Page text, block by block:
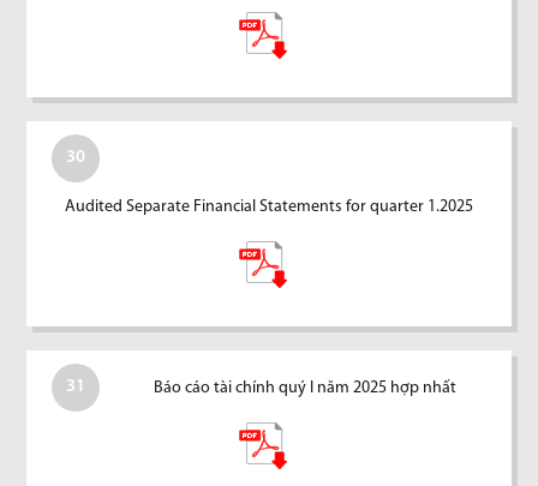
30
Audited Separate Financial Statements for quarter 1.2025
31 Báo cáo tài chính quý I năm 2025 hợp nhất